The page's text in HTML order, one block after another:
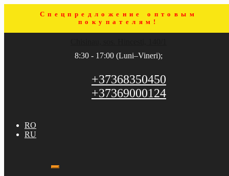
Спецпредложение оптовым
покупателям!
8:30 - 17:00 (Luni–Vineri);
+37368350450
+37369000124
RO
RU